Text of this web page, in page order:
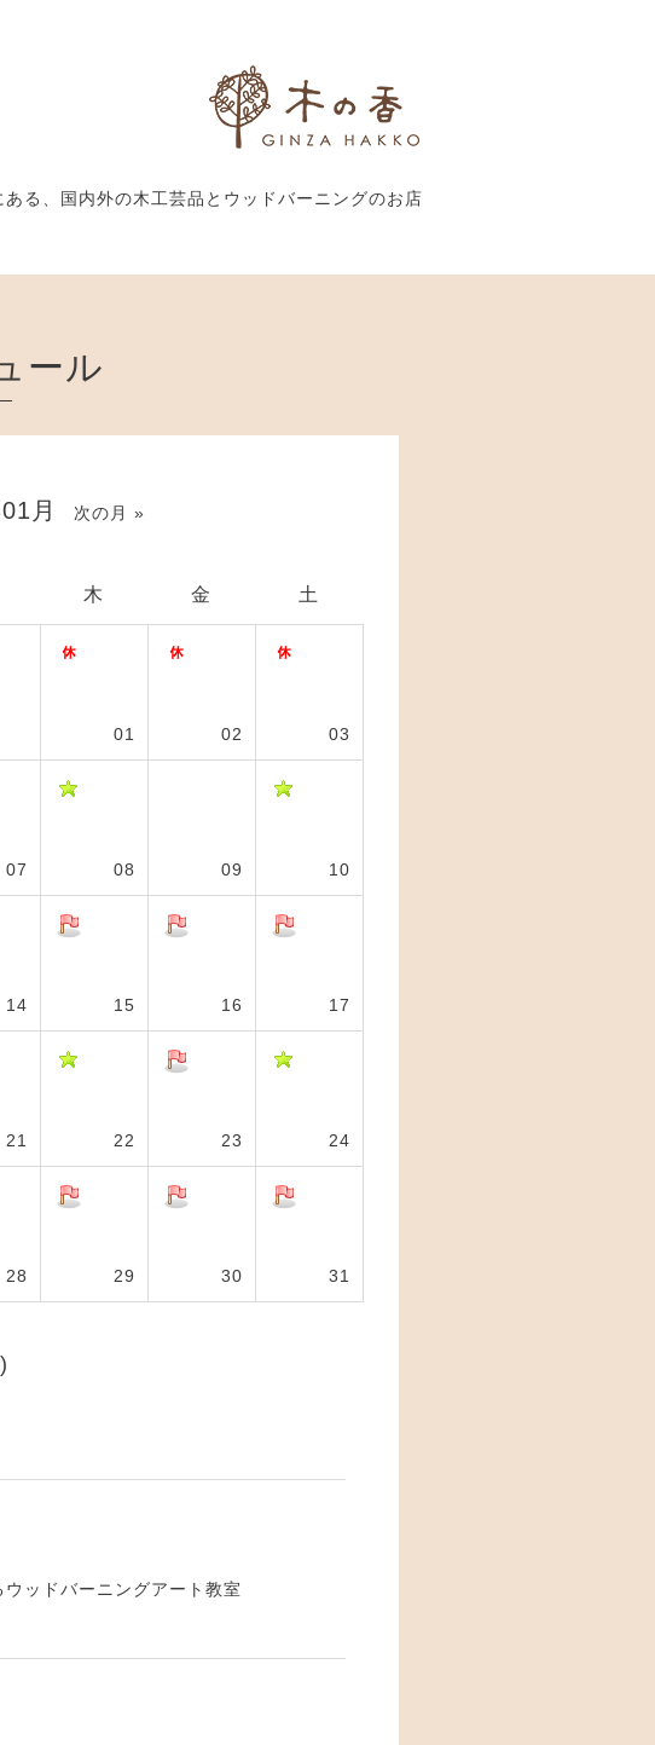
ある、国内外の木工芸品とウッドバーニングのお店
ール
月 次の月 »
木 金 土
01 02 03
07 08 09 10
14 15 16 17
21 22 23 24
28 29 30 31
ッドバーニングアート教室